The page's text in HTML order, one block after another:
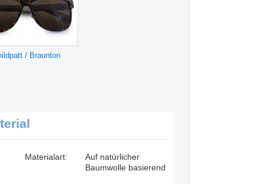
/ Braunton
Materialart:
Auf natürlicher
Baumwolle basierend